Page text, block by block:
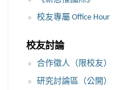
校友專屬 Office Hour
校友討論
合作徵人（限校友）
研究討論區（公開）